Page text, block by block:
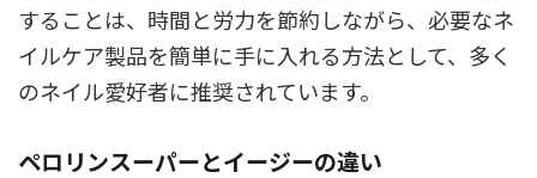
することは、時間と労力を節約しながら、必要なネ
イルケア製品を簡単に手に入れる方法として、多く
のネイル愛好者に推奨されています。
ペロリンスーパーとイージーの違い